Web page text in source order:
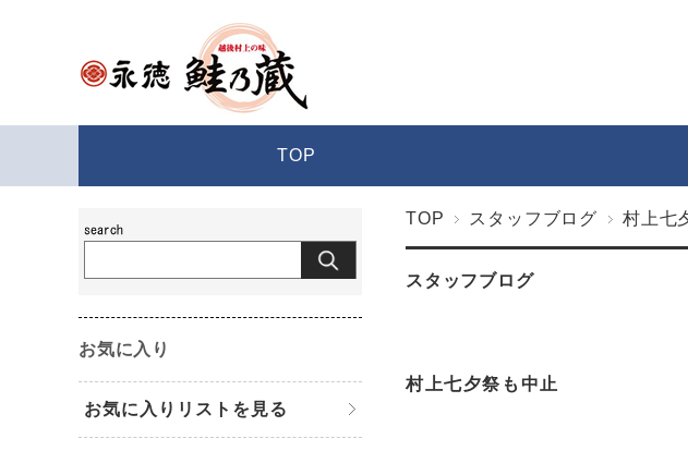
TOP
TOP スタッフブログ 村上七
スタッフブログ
村上七夕祭も中止
お気に入り
お気に入りリストを見る